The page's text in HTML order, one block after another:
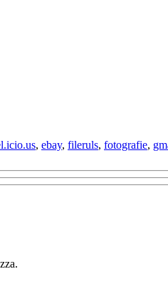
, ebay, fileruls, fotografie,